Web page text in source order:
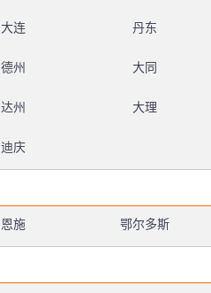
大连 丹东
德州 大同
达州 大理
迪庆
恩施 鄂尔多斯